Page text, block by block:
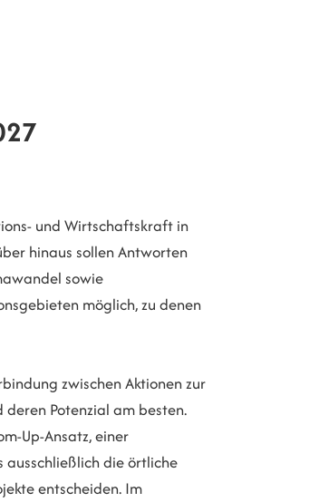
und Wirtschaftskraft in
hinaus sollen Antworten
sowie
möglich, zu denen
zwischen Aktionen zur
Potenzial am besten.
Up-Ansatz, einer
ausschließlich die örtliche
entscheiden. Im